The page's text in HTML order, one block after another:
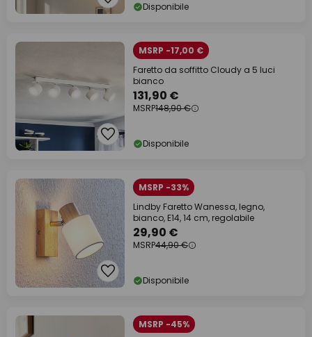
Disponibile
MSRP -17,00 €
Faretto da soffitto Cloudy a 5 luci
bianco
131,90 €
MSRP148,90 €
Disponibile
MSRP -33%
Lindby Faretto Wanessa, legno,
bianco, E14, 14 cm, regolabile
29,90 €
MSRP44,90 €
Disponibile
MSRP -45%